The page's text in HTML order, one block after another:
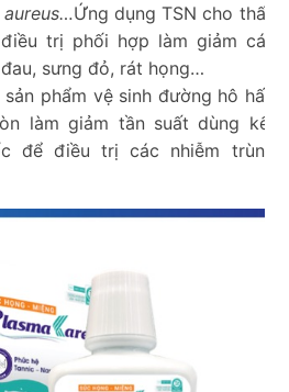
Ứng dụng TSN cho thấy
trị phối hợp làm giảm các
sưng đỏ, rát họng…
phẩm vệ sinh đường hô hấp
làm giảm tần suất dùng kết
để điều trị các nhiễm trùng